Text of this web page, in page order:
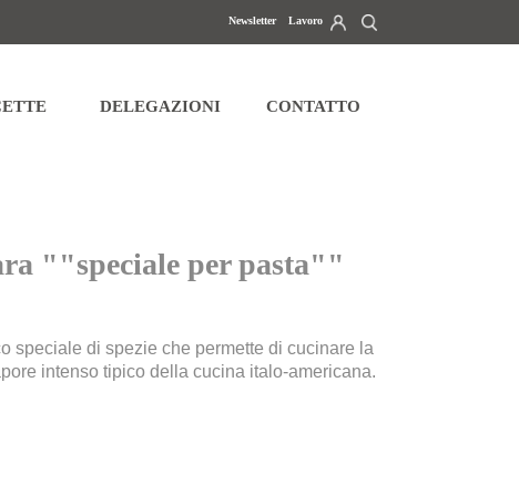
Newsletter Lavoro
diritti di accesso, rettifica, cancellazione, portabilità e limitazione del
PRIVACY DELEGAZIONI CONTATTO
""speciale per pasta""
speciale di spezie che permette di cucinare la
intenso tipico della cucina italo-americana.